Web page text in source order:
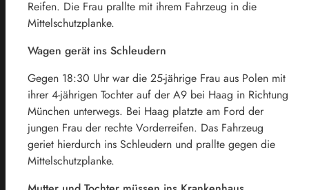
Reifen. Die Frau prallte mit ihrem Fahrzeug in die
Mittelschutzplanke.
Wagen gerät ins Schleudern
Gegen 18:30 Uhr war die 25-jährige Frau aus Polen mit
ihrer 4-jährigen Tochter auf der A9 bei Haag in Richtung
München unterwegs. Bei Haag platzte am Ford der
jungen Frau der rechte Vorderreifen. Das Fahrzeug
geriet hierdurch ins Schleudern und prallte gegen die
Mittelschutzplanke.